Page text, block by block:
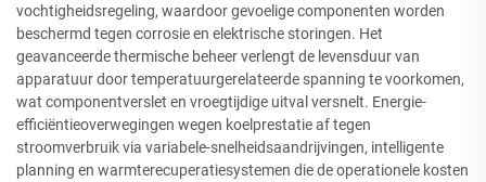
vochtigheidsregeling, waardoor gevoelige componenten worden
beschermd tegen corrosie en elektrische storingen. Het
geavanceerde thermische beheer verlengt de levensduur van
apparatuur door temperatuurgerelateerde spanning te voorkomen,
wat componentverslet en vroegtijdige uitval versnelt. Energie-
efficiëntieoverwegingen wegen koelprestatie af tegen
stroomverbruik via variabele-snelheidsaandrijvingen, intelligente
planning en warmterecuperatiesystemen die de operationele kosten